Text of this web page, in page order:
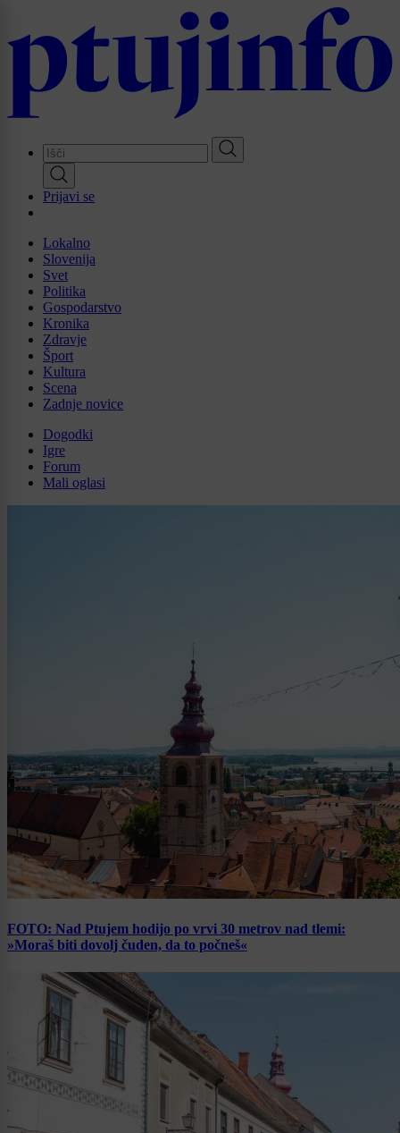
main
Prijavi se
Lokalno
Slovenija
Svet
Politika
Gospodarstvo
Kronika
Zdravje
Šport
Kultura
Scena
Zadnje novice
Dogodki
Igre
Forum
Mali oglasi
FOTO: Nad Ptujem hodijo po vrvi 30 metrov nad tlemi:
»Moraš biti dovolj čuden, da to počneš«